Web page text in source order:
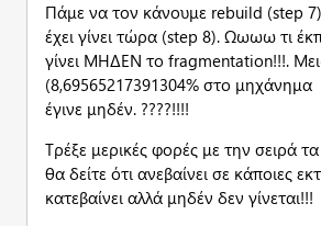
Πάμε να τον κάνουμε rebuild (step 7)
έχει γίνει τώρα (step 8). Ωωωω τι
γίνει ΜΗΔΕΝ το fragmentation!!!.
(8,69565217391304% στο μηχάνημα
έγινε μηδέν. ????!!!!
Τρέξε μερικές φορές με την σειρά
θα δείτε ότι ανεβαίνει σε κάποιες
κατεβαίνει αλλά μηδέν δεν γίνεται!!!